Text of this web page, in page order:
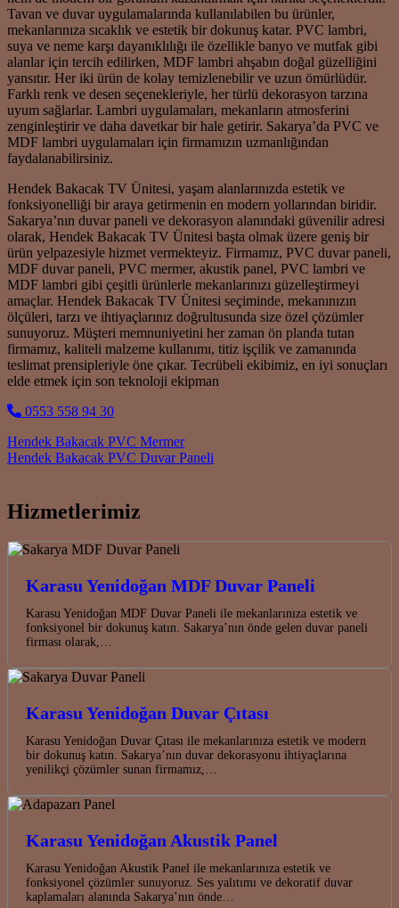
Tavan ve duvar uygulamalarında kullanılabilen bu ürünler,
mekanlarınıza sıcaklık ve estetik bir dokunuş katar. PVC lambri,
suya ve neme karşı dayanıklılığı ile özellikle banyo ve mutfak gibi
alanlar için tercih edilirken, MDF lambri ahşabın doğal güzelliğini
yansıtır. Her iki ürün de kolay temizlenebilir ve uzun ömürlüdür.
Farklı renk ve desen seçenekleriyle, her türlü dekorasyon tarzına
uyum sağlarlar. Lambri uygulamaları, mekanların atmosferini
zenginleştirir ve daha davetkar bir hale getirir. Sakarya’da PVC ve
MDF lambri uygulamaları için firmamızın uzmanlığından
faydalanabilirsiniz.
Hendek Bakacak TV Ünitesi, yaşam alanlarınızda estetik ve
fonksiyonelliği bir araya getirmenin en modern yollarından biridir.
Sakarya’nın duvar paneli ve dekorasyon alanındaki güvenilir adresi
olarak, Hendek Bakacak TV Ünitesi başta olmak üzere geniş bir
ürün yelpazesiyle hizmet vermekteyiz. Firmamız, PVC duvar paneli,
MDF duvar paneli, PVC mermer, akustik panel, PVC lambri ve
MDF lambri gibi çeşitli ürünlerle mekanlarınızı güzelleştirmeyi
amaçlar. Hendek Bakacak TV Ünitesi seçiminde, mekanınızın
ölçüleri, tarzı ve ihtiyaçlarınız doğrultusunda size özel çözümler
sunuyoruz. Müşteri memnuniyetini her zaman ön planda tutan
firmamız, kaliteli malzeme kullanımı, titiz işçilik ve zamanında
teslimat prensipleriyle öne çıkar. Tecrübeli ekibimiz, en iyi sonuçları
elde etmek için son teknoloji ekipman
0553 558 94 30
Post navigation
Hendek Bakacak PVC Mermer
Hendek Bakacak PVC Duvar Paneli
Hizmetlerimiz
Karasu Yenidoğan MDF Duvar Paneli
Karasu Yenidoğan MDF Duvar Paneli ile mekanlarınıza estetik ve
fonksiyonel bir dokunuş katın. Sakarya’nın önde gelen duvar paneli
firması olarak,…
Karasu Yenidoğan Duvar Çıtası
Karasu Yenidoğan Duvar Çıtası ile mekanlarınıza estetik ve modern
bir dokunuş katın. Sakarya’nın duvar dekorasyonu ihtiyaçlarına
yenilikçi çözümler sunan firmamız,…
Karasu Yenidoğan Akustik Panel
Karasu Yenidoğan Akustik Panel ile mekanlarınıza estetik ve
fonksiyonel çözümler sunuyoruz. Ses yalıtımı ve dekoratif duvar
kaplamaları alanında Sakarya’nın önde…